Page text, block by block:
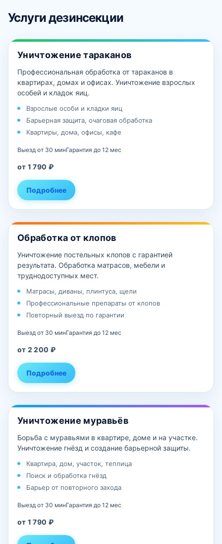
Услуги дезинсекции
Уничтожение тараканов
Профессиональная обработка от тараканов в
квартирах, домах и офисах. Уничтожение взрослых
особей и кладок яиц.
Взрослые особи и кладки яиц
Барьерная защита, очаговая обработка
Квартиры, дома, офисы, кафе
Выезд от 30 минГарантия до 12 мес
от 1 790 ₽
Подробнее
Обработка от клопов
Уничтожение постельных клопов с гарантией
результата. Обработка матрасов, мебели и
труднодоступных мест.
Матрасы, диваны, плинтуса, щели
Профессиональные препараты от клопов
Повторный выезд по гарантии
Выезд от 30 минГарантия до 12 мес
от 2 200 ₽
Подробнее
Уничтожение муравьёв
Борьба с муравьями в квартире, доме и на участке.
Уничтожение гнёзд и создание барьерной защиты.
Квартира, дом, участок, теплица
Поиск и обработка гнёзд
Барьер от повторного захода
Выезд от 30 минГарантия до 12 мес
от 1 790 ₽